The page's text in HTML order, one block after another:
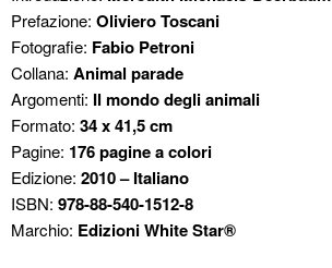
Prefazione: Oliviero Toscani
Fotografie: Fabio Petroni
Collana: Animal parade
Argomenti: Il mondo degli animali
Formato: 34 x 41,5 cm
Pagine: 176 pagine a colori
Edizione: 2010 – Italiano
ISBN: 978-88-540-1512-8
Marchio: Edizioni White Star®